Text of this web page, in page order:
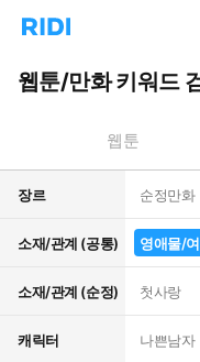
리
홈
으
턴
트
웹툰/만화 키워드
웹툰
장르 순정만화
소재/관계 (공통) 영애물/
소재/관계 (순정) 첫사랑
캐릭터 나쁜남자